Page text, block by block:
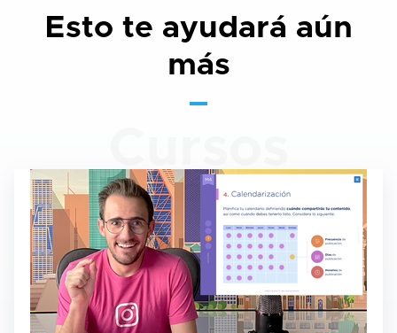
Esto te ayudará aún
más